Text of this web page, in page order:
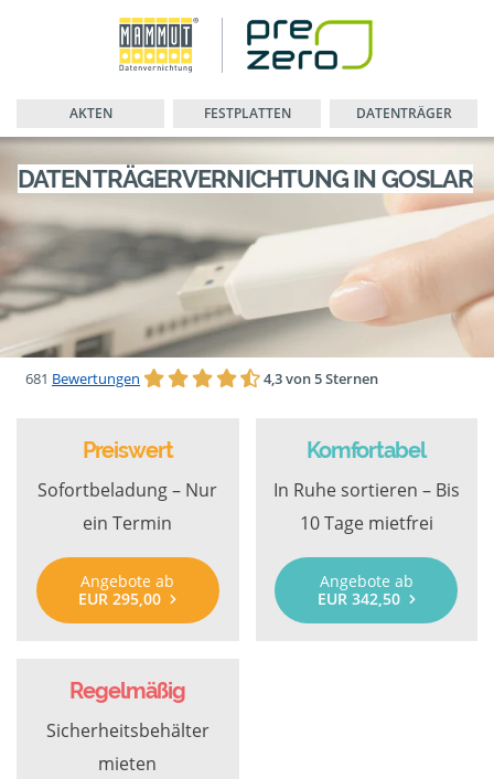
AKTEN FESTPLATTEN DATENTRÄGER
DATENTRÄGERVERNICHTUNG IN GOSLAR
681 Bewertungen 4,3 von 5 Sternen
Preiswert
Sofortbeladung – Nur
ein Termin
Angebote ab
EUR 295,00
Komfortabel
In Ruhe sortieren – Bis
10 Tage mietfrei
Angebote ab
EUR 342,50
Regelmäßig
Sicherheitsbehälter
mieten